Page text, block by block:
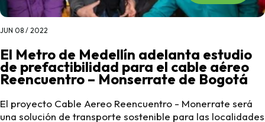
JUN 08 / 2022
El Metro de Medellín adelanta estudio
de prefactibilidad para el cable aéreo
Reencuentro – Monserrate de Bogotá
El proyecto Cable Aereo Reencuentro - Monerrate será
una solución de transporte sostenible para las localidades